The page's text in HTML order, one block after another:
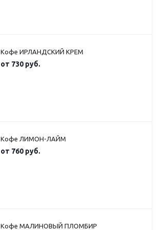
Кофе ИРЛАНДСКИЙ КРЕМ
от 730 руб.
Кофе ЛИМОН-ЛАЙМ
от 760 руб.
Кофе МАЛИНОВЫЙ ПЛОМБИР